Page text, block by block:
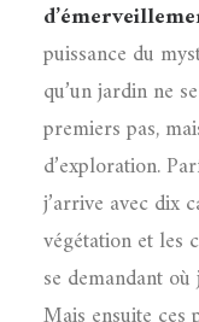
puissance du
qu’un jardin ne
premiers pas,
d’exploration.
j’arrive avec dix
végétation et les
se demandant